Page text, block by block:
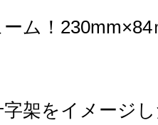
ム！
架をイメージ